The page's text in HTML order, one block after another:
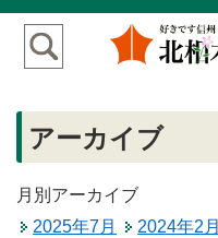
アーカイブ
月別アーカイブ
2025年7月
2024年2月